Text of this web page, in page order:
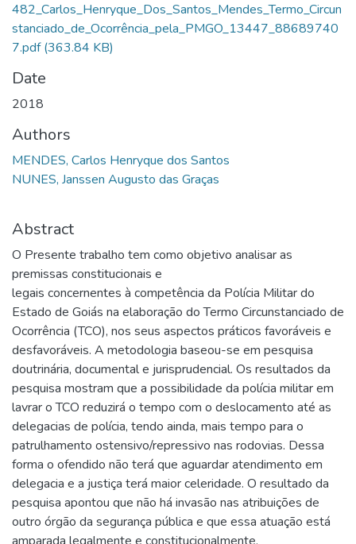
482_Carlos_Henryque_Dos_Santos_Mendes_Termo_Circun
stanciado_de_Ocorrência_pela_PMGO_13447_88689740
7.pdf(363.84 KB)
Date
2018
Authors
MENDES, Carlos Henryque dos Santos
NUNES, Janssen Augusto das Graças
Abstract
O Presente trabalho tem como objetivo analisar as
premissas constitucionais e
legais concernentes à competência da Polícia Militar do
Estado de Goiás na elaboração do Termo Circunstanciado de
Ocorrência (TCO), nos seus aspectos práticos favoráveis e
desfavoráveis. A metodologia baseou-se em pesquisa
doutrinária, documental e jurisprudencial. Os resultados da
pesquisa mostram que a possibilidade da polícia militar em
lavrar o TCO reduzirá o tempo com o deslocamento até as
delegacias de polícia, tendo ainda, mais tempo para o
patrulhamento ostensivo/repressivo nas rodovias. Dessa
forma o ofendido não terá que aguardar atendimento em
delegacia e a justiça terá maior celeridade. O resultado da
pesquisa apontou que não há invasão nas atribuições de
outro órgão da segurança pública e que essa atuação está